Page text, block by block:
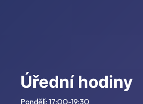
Úřední hodiny
Pondělí: 17:00-19:30